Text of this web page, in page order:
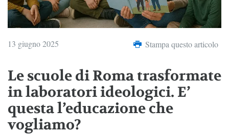
13 giugno 2025 Stampa questo articolo
Le scuole di Roma trasformate
in laboratori ideologici. E’
questa l’educazione che
vogliamo?